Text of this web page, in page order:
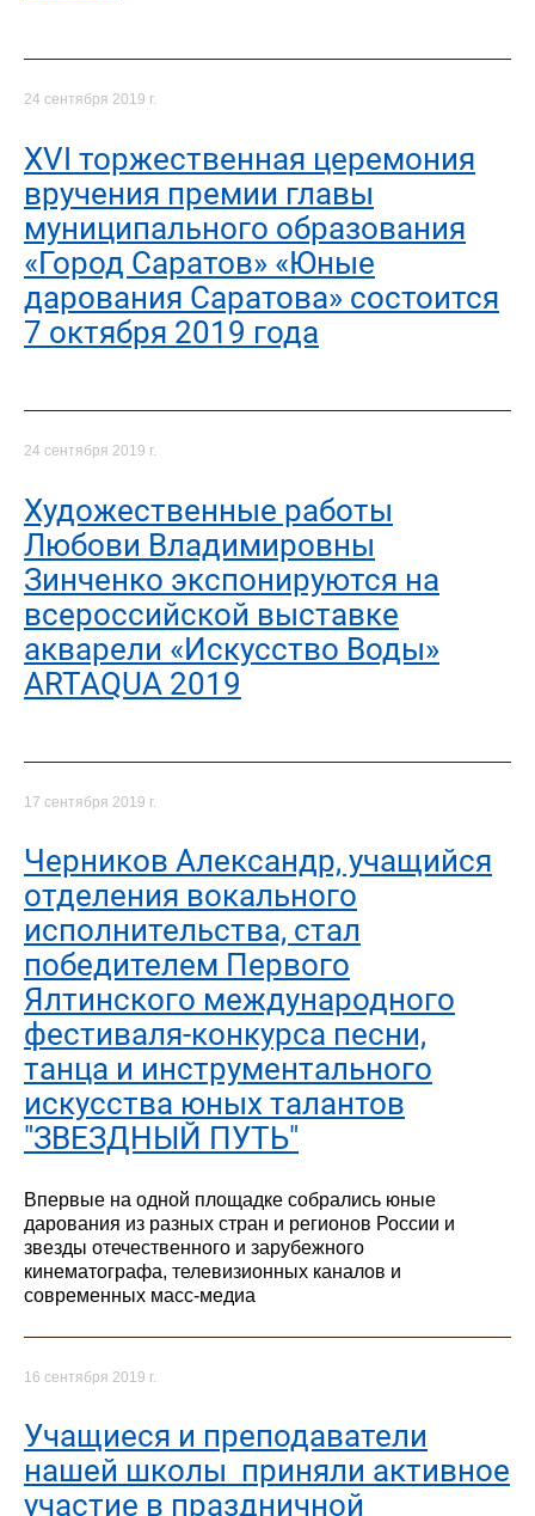
24 сентября 2019 г.
XVI торжественная церемония
вручения премии главы
муниципального образования
«Город Саратов» «Юные
дарования Саратова» состоится
7 октября 2019 года
24 сентября 2019 г.
Художественные работы
Любови Владимировны
Зинченко экспонируются на
всероссийской выставке
акварели «Искусство Воды»
ARTAQUA 2019
17 сентября 2019 г.
Черников Александр, учащийся
отделения вокального
исполнительства, стал
победителем Первого
Ялтинского международного
фестиваля-конкурса песни,
танца и инструментального
искусства юных талантов
"ЗВЕЗДНЫЙ ПУТЬ"
Впервые на одной площадке собрались юные
дарования из разных стран и регионов России и
звезды отечественного и зарубежного
кинематографа, телевизионных каналов и
современных масс-медиа
16 сентября 2019 г.
Учащиеся и преподаватели
нашей школы приняли активное
участие в праздничной